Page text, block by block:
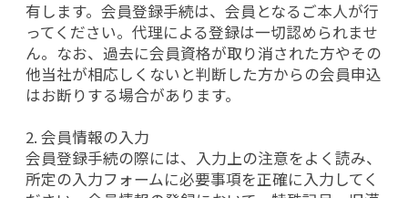
有します。会員登録手続は、会員となるご本人が行
ってください。代理による登録は一切認められませ
ん。なお、過去に会員資格が取り消された方やその
他当社が相応しくないと判断した方からの会員申込
はお断りする場合があります。
2. 会員情報の入力
会員登録手続の際には、入力上の注意をよく読み、
所定の入力フォームに必要事項を正確に入力してく